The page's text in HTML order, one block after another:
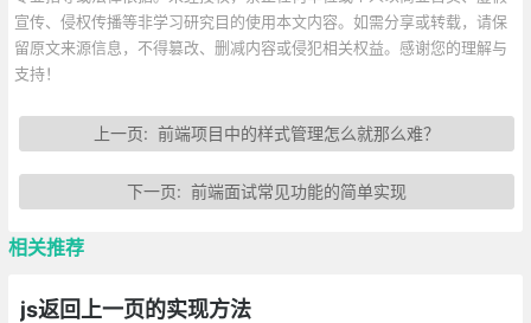
宣传、侵权传播等非学习研究目的使用本文内容。如需分享或转载，请保
留原文来源信息，不得篡改、删减内容或侵犯相关权益。感谢您的理解与
支持！
上一页: 前端项目中的样式管理怎么就那么难？
下一页: 前端面试常见功能的简单实现
相关推荐
js返回上一页的实现方法